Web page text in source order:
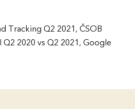
Tracking Q2 2021, ČSOB
2020 vs Q2 2021, Google